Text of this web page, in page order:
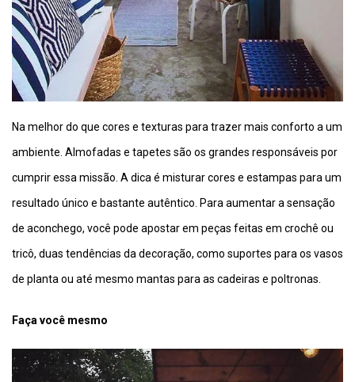
Na melhor do que cores e texturas para trazer mais conforto a um
ambiente. Almofadas e tapetes são os grandes responsáveis por
cumprir essa missão. A dica é misturar cores e estampas para um
resultado único e bastante autêntico. Para aumentar a sensação
de aconchego, você pode apostar em peças feitas em crochê ou
tricô, duas tendências da decoração, como suportes para os vasos
de planta ou até mesmo mantas para as cadeiras e poltronas.
Faça você mesmo